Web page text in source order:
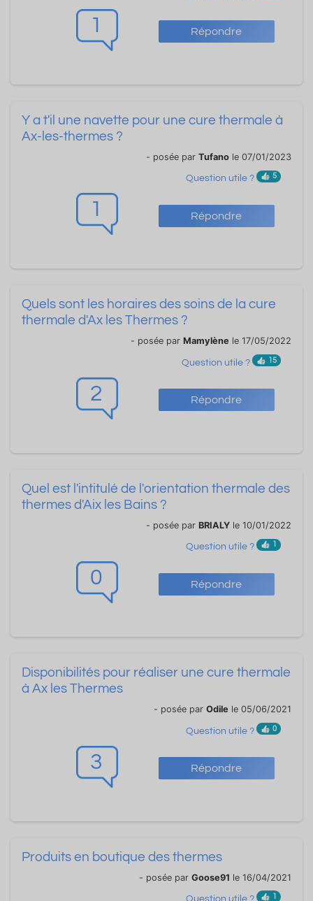
1 Répondre
1 Répondre
Y a t'il une navette pour une cure thermale à
Ax-les-thermes ?
- posée par Tufano le 07/01/2023
Question utile ? 5
2 Répondre
Quels sont les horaires des soins de la cure
thermale d'Ax les Thermes ?
- posée par Mamylène le 17/05/2022
Question utile ? 15
0 Répondre
Quel est l'intitulé de l'orientation thermale des
thermes d'Aix les Bains ?
- posée par BRIALY le 10/01/2022
Question utile ? 1
3 Répondre
Disponibilités pour réaliser une cure thermale
à Ax les Thermes
- posée par Odile le 05/06/2021
Question utile ? 0
Produits en boutique des thermes
- posée par Goose91 le 16/04/2021
Question utile ? 1